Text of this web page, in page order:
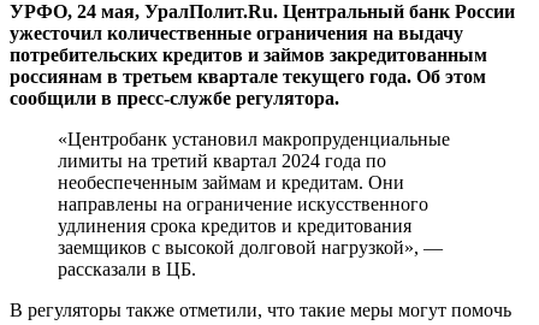
УРФО, 24 мая, УралПолит.Ru. Центральный банк России
ужесточил количественные ограничения на выдачу
потребительских кредитов и займов закредитованным
россиянам в третьем квартале текущего года. Об этом
сообщили в пресс-службе регулятора.
«Центробанк установил макропруденциальные
лимиты на третий квартал 2024 года по
необеспеченным займам и кредитам. Они
направлены на ограничение искусственного
удлинения срока кредитов и кредитования
заемщиков с высокой долговой нагрузкой», —
рассказали в ЦБ.
В регуляторы также отметили, что такие меры могут помочь